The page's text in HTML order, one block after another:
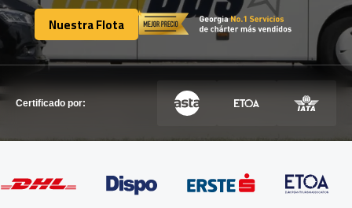
FLOTA
Nuestra Flota
Nuestra Flota
Certificado por: